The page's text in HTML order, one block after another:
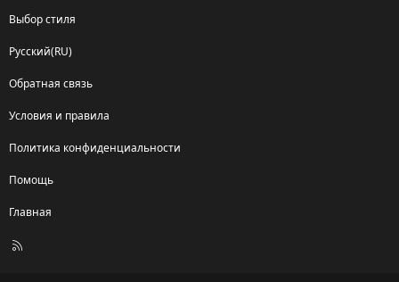
Выбор стиля
Русский(RU)
Обратная связь
Условия и правила
Политика конфиденциальности
Помощь
Главная
R